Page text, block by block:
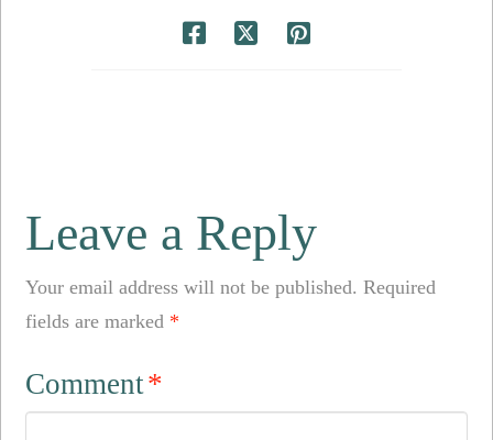
Leave a Reply
Your email address will not be published. Required
fields are marked *
Comment*